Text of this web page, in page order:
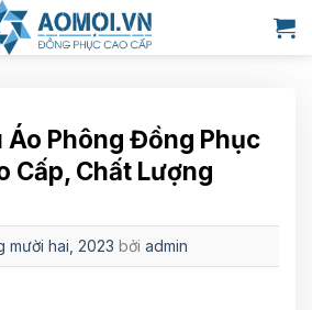
Áo Phông Đồng Phục
Cấp, Chất Lượng
mười hai, 2023 bởi admin